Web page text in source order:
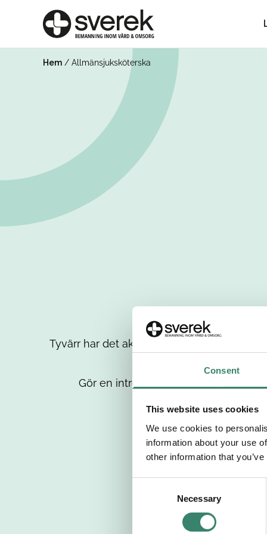
Consent
This website uses cookies
We use cookies to
information about your use
other information that
Necessary
Hem / Allmänsjuksköterska
Tyvärr har det aktuella jobbet tagits bort
Gör en intresseanmälan så